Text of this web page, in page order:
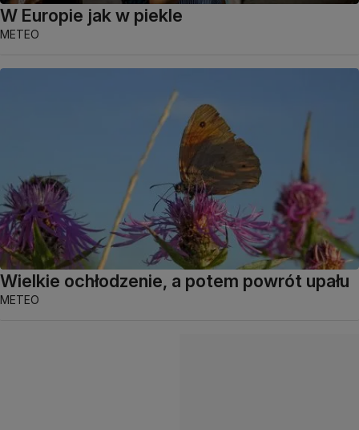
W Europie jak w piekle
METEO
Wielkie ochłodzenie, a potem powrót upału
METEO